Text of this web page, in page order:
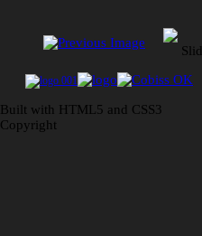
Built with HTML5 and CSS3
Copyright